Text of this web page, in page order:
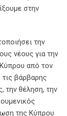
στην
την
νέους για την
από τον
τις βάρβαρης
την θέληση, την
της Κύπρου